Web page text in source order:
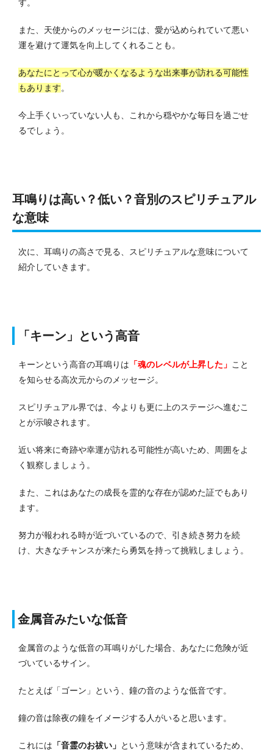
す。
また、天使からのメッセージには、愛が込められていて悪い
運を避けて運気を向上してくれることも。
あなたにとって心が暖かくなるような出来事が訪れる可能性
もあります。
今上手くいっていない人も、これから穏やかな毎日を過ごせ
るでしょう。
耳鳴りは高い？低い？音別のスピリチュアル
な意味
次に、耳鳴りの高さで見る、スピリチュアルな意味について
紹介していきます。
「キーン」という高音
キーンという高音の耳鳴りは 「魂のレベルが上昇した」 こと
を知らせる高次元からのメッセージ。
スピリチュアル界では、今よりも更に上のステージへ進むこ
とが示唆されます。
近い将来に奇跡や幸運が訪れる可能性が高いため、周囲をよ
く観察しましょう。
また、これはあなたの成長を霊的な存在が認めた証でもあり
ます。
努力が報われる時が近づいているので、引き続き努力を続
け、大きなチャンスが来たら勇気を持って挑戦しましょう。
金属音みたいな低音
金属音のような低音の耳鳴りがした場合、あなたに危険が近
づいているサイン。
たとえば「ゴーン」という、鐘の音のような低音です。
鐘の音は除夜の鐘をイメージする人がいると思います。
これには 「音霊のお祓い」 という意味が含まれているため、